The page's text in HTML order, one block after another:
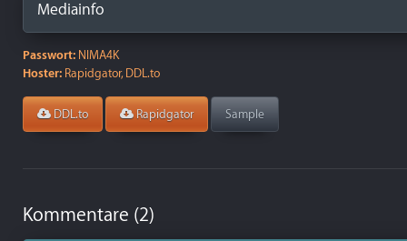
Mediainfo
Passwort: NIMA4K
Hoster: Rapidgator, DDL.to
DDL.to Rapidgator Sample
Kommentare (2)